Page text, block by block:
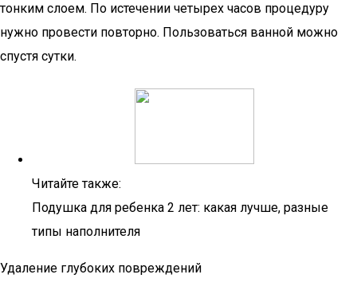
тонким слоем. По истечении четырех часов процедуру
нужно провести повторно. Пользоваться ванной можно
спустя сутки.
Читайте также:
Подушка для ребенка 2 лет: какая лучше, разные
типы наполнителя
Удаление глубоких повреждений